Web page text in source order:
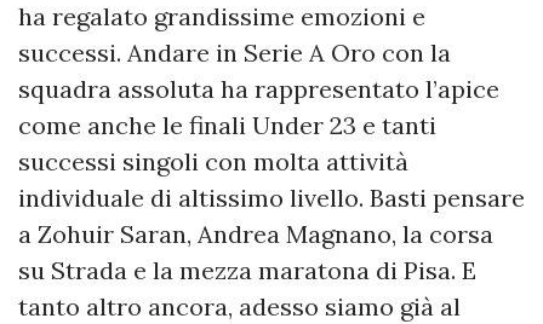
ha regalato grandissime emozioni e
successi. Andare in Serie A Oro con la
squadra assoluta ha rappresentato l’apice
come anche le finali Under 23 e tanti
successi singoli con molta attività
individuale di altissimo livello. Basti pensare
a Zohuir Saran, Andrea Magnano, la corsa
su Strada e la mezza maratona di Pisa. E
tanto altro ancora, adesso siamo già al